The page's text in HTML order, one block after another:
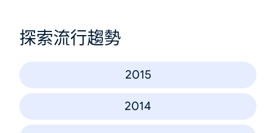
探索流行趨勢
2015
2014